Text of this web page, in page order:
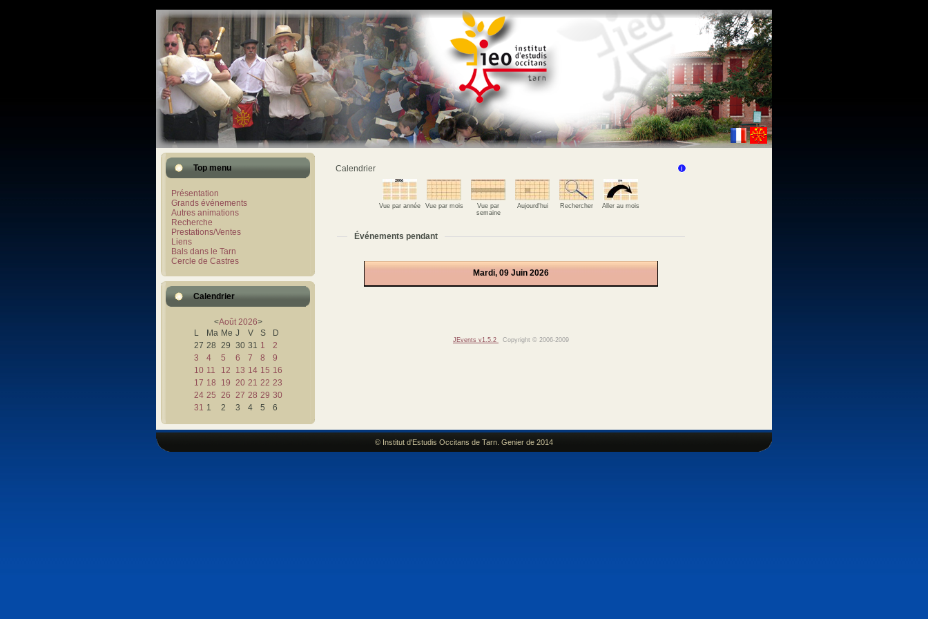
Top menu
Présentation
Grands événements
Autres animations
Recherche
Prestations/Ventes
Liens
Bals dans le Tarn
Cercle de Castres
Calendrier
<Août 2026>
L
Ma Me J V S
D
27 28 29 30 31 1
2
3
4 5 6 7 8
9
10 11 12 13 14 15 16
17 18 19 20 21 22 23
24 25 26 27 28 29 30
31 1 2 3 4 5 6
Calendrier
Vue par année Vue par mois
Vue par
semaine
Aujourd'hui Rechercher Aller au mois
Événements pendant
Mardi, 09 Juin 2026
JEvents v1.5.2 Copyright © 2006-2009
© Institut d'Estudis Occitans de Tarn. Genier de 2014